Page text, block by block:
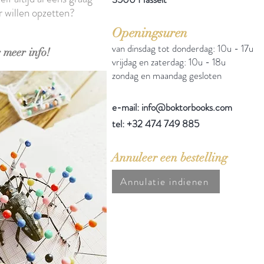
info!
willen opzetten?
Openingsuren
van dinsdag tot donderdag: 10u - 17u
vrijdag en zaterdag: 10u - 18u
zondag en maandag gesloten
e-mail: info@boktorbooks.com
tel: +32 474 749 885
Annuleer een bestelling
Annulatie indienen